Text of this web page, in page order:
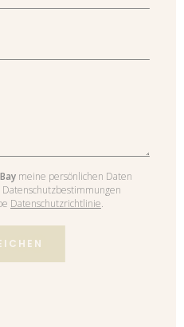
meine persönlichen Daten
Datenschutzrichtlinie.